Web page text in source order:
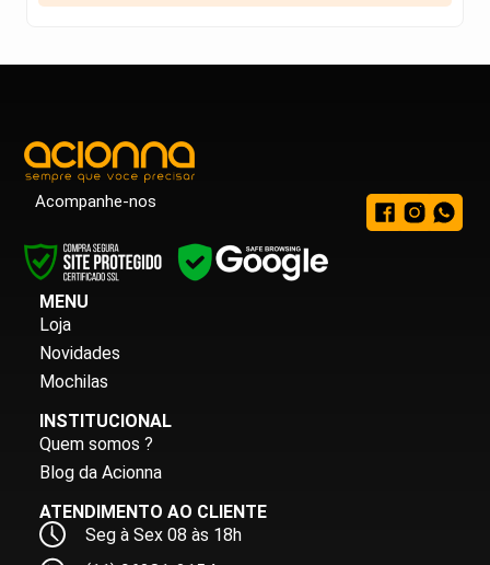
Acompanhe-nos
MENU
Loja
Novidades
Mochilas
INSTITUCIONAL
Quem somos ?
Blog da Acionna
ATENDIMENTO AO CLIENTE
Seg à Sex 08 às 18h